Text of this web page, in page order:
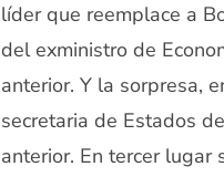
líder que reemplace a
del exministro de
anterior. Y la sorpresa,
secretaria de Estados
anterior. En tercer lugar